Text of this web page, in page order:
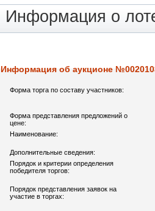
Информация о
Информация об аукционе
Форма торга по составу участников:
Форма представления предложений о
цене:
Наименование:
Дополнительные сведения:
Порядок и критерии определения
победителя торгов:
Порядок представления заявок на
участие в торгах: